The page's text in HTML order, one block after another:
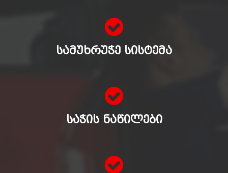
ᲡᲐᲛᲣᲮᲠᲣᲭᲔ ᲡᲘᲡᲢᲔᲛᲐ
ᲡᲐᲭᲘᲡ ᲜᲐᲬᲘᲚᲔᲑᲘ